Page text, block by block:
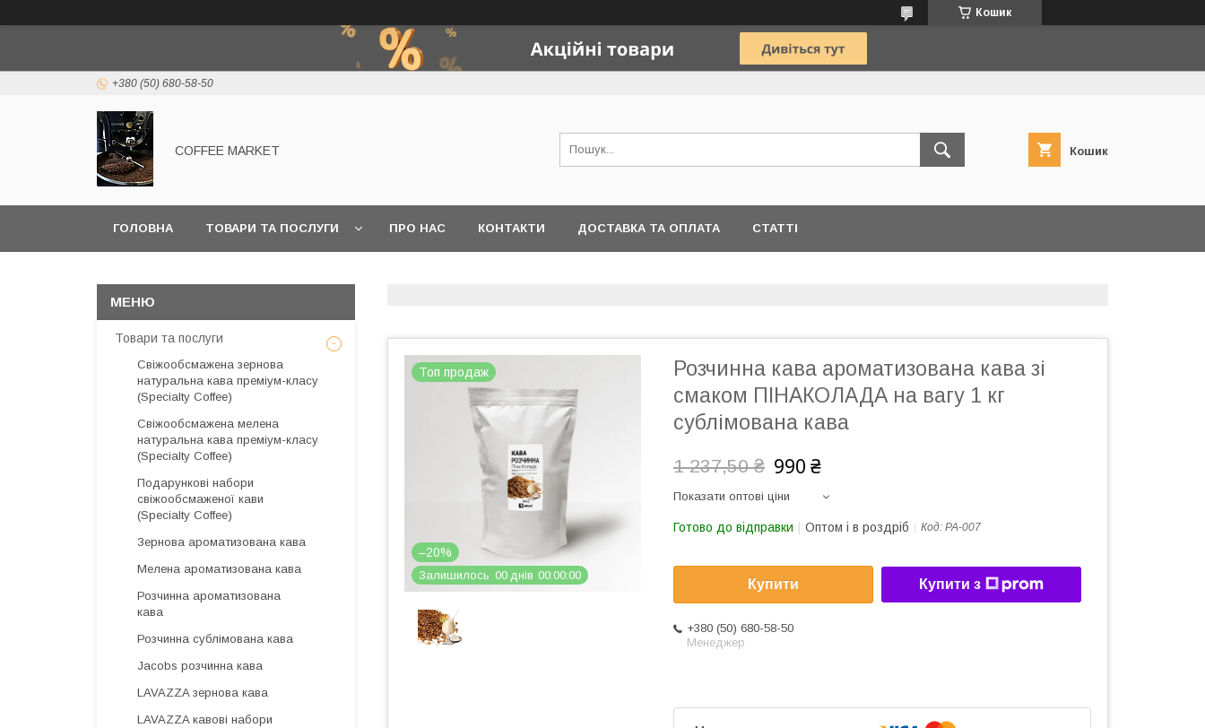
Кошик
+380 (50) 680-58-50
COFFEE MARKET Кошик
ГОЛОВНА ТОВАРИ ТА ПОСЛУГИ ПРО НАС КОНТАКТИ ДОСТАВКА ТА ОПЛАТА СТАТТІ
Топ продаж
–20%
Залишилось 00 днів 00 00 00
Розчинна кава ароматизована кава зі
смаком ПІНАКОЛАДА на вагу 1 кг
сублімована кава
1 237,50 ₴ 990 ₴
Показати оптові ціни
Готово до відправки Оптом і в роздріб Код: РА-007
Купити Купити з
+380 (50) 680-58-50
Менеджер
Товари та послуги
Свіжообсмажена зернова
натуральна кава преміум-класу
(Specialty Coffee)
Свіжообсмажена мелена
натуральна кава преміум-класу
(Specialty Coffee)
Подарункові набори
свіжообсмаженої кави
(Specialty Coffee)
Зернова ароматизована кава
Мелена ароматизована кава
Розчинна ароматизована
кава
Розчинна сублімована кава
Jacobs розчинна кава
LAVAZZA зернова кава
LAVAZZA кавові набори